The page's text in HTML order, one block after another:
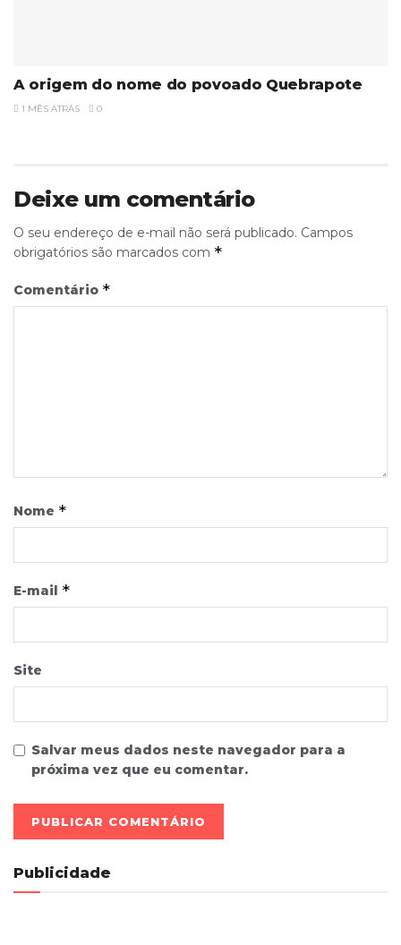
A origem do nome do povoado Quebrapote
1 MÊS ATRÁS 0
Deixe um comentário
O seu endereço de e-mail não será publicado. Campos
obrigatórios são marcados com *
Comentário *
Nome *
E-mail *
Site
Salvar meus dados neste navegador para a
próxima vez que eu comentar.
Publicidade